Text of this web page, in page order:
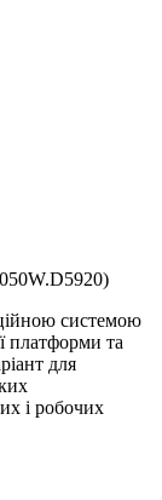
системою
платформи та
для
і робочих